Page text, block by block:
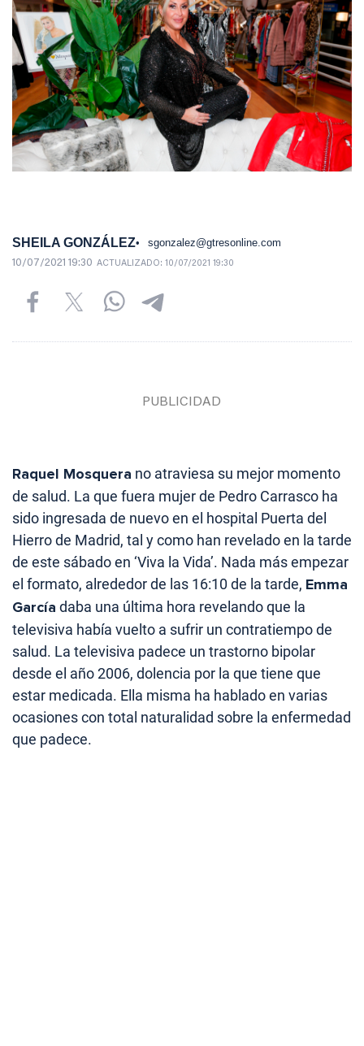
SHEILA GONZÁLEZ sgonzalez@gtresonline.com
10/07/2021 19:30 ACTUALIZADO: 10/07/2021 19:30
Raquel Mosquera no atraviesa su mejor momento
de salud. La que fuera mujer de Pedro Carrasco ha
sido ingresada de nuevo en el hospital Puerta del
Hierro de Madrid, tal y como han revelado en la tarde
de este sábado en ‘Viva la Vida’. Nada más empezar
el formato, alrededor de las 16:10 de la tarde, Emma
García daba una última hora revelando que la
televisiva había vuelto a sufrir un contratiempo de
salud. La televisiva padece un trastorno bipolar
desde el año 2006, dolencia por la que tiene que
estar medicada. Ella misma ha hablado en varias
ocasiones con total naturalidad sobre la enfermedad
que padece.